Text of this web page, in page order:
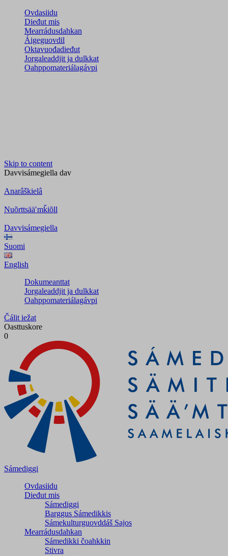
Ovdasiidu
Dieđut mis
Mearrádusdahkan
Áigeguovdil
Oktavuođadieđut
Jorgaleaddjit ja dulkkat
Oahppomateriálagávpi
Skip to content
Davvisámegiella dav
Anarâškielâ
Nuõrttsääʹmǩiõll
Davvisámegiella
Suomi
English
Dokumeanttat
Jorgaleaddjit ja dulkkat
Oahppomateriálagávpi
Čálit iežat
Oasttuskore
0
Sámediggi
Ovdasiidu
Dieđut mis
Sámediggi
Barggus Sámedikkis
Sámekulturguovddáš Sajos
Mearrádusdahkan
Sámedikki čoahkkin
Stivra